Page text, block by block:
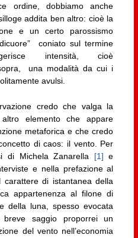
ordine, dobbiamo anche
addita ben altro: cioè la
e un certo parossismo
coniato sul termine
intensità, cioè
una modalità da cui i
avulsi.
credo che valga la
elemento che appare
metaforica e che credo
di caos: il vento. Per
di Michela Zanarella [1] e
e nella prefazione al
di istantanea della
appartenenza al filone di
della luna, spesso evocata
saggio proporrei un
del vento nell’economia